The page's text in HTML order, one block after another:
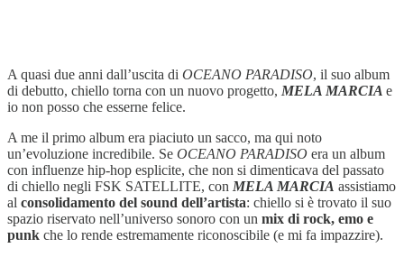
A quasi due anni dall’uscita di OCEANO PARADISO, il suo album
di debutto, chiello torna con un nuovo progetto, MELA MARCIA e
io non posso che esserne felice.
A me il primo album era piaciuto un sacco, ma qui noto
un’evoluzione incredibile. Se OCEANO PARADISO era un album
con influenze hip-hop esplicite, che non si dimenticava del passato
di chiello negli FSK SATELLITE, con MELA MARCIA assistiamo
al consolidamento del sound dell’artista: chiello si è trovato il suo
spazio riservato nell’universo sonoro con un mix di rock, emo e
punk che lo rende estremamente riconoscibile (e mi fa impazzire).